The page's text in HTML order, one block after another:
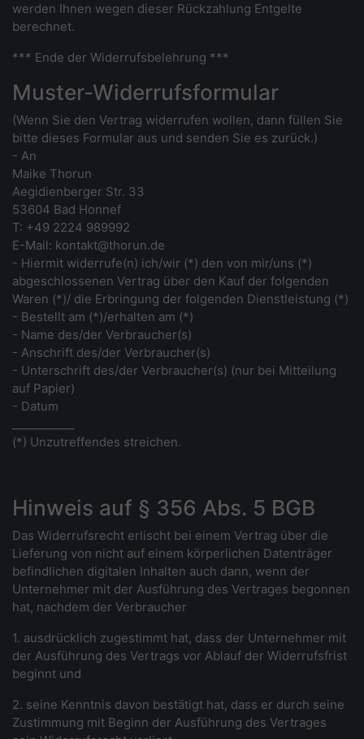
werden Ihnen wegen dieser Rückzahlung Entgelte
berechnet.
*** Ende der Widerrufsbelehrung ***
Muster-Widerrufsformular
(Wenn Sie den Vertrag widerrufen wollen, dann füllen Sie
bitte dieses Formular aus und senden Sie es zurück.)
- An
Maike Thorun
Aegidienberger Str. 33
53604 Bad Honnef
T: +49 2224 989992
E-Mail: kontakt@thorun.de
- Hiermit widerrufe(n) ich/wir (*) den von mir/uns (*)
abgeschlossenen Vertrag über den Kauf der folgenden
Waren (*)/ die Erbringung der folgenden Dienstleistung (*)
- Bestellt am (*)/erhalten am (*)
- Name des/der Verbraucher(s)
- Anschrift des/der Verbraucher(s)
- Unterschrift des/der Verbraucher(s) (nur bei Mitteilung
auf Papier)
- Datum
(*) Unzutreffendes streichen.
Hinweis auf § 356 Abs. 5 BGB
Das Widerrufsrecht erlischt bei einem Vertrag über die
Lieferung von nicht auf einem körperlichen Datenträger
befindlichen digitalen Inhalten auch dann, wenn der
Unternehmer mit der Ausführung des Vertrages begonnen
hat, nachdem der Verbraucher
1. ausdrücklich zugestimmt hat, dass der Unternehmer mit
der Ausführung des Vertrags vor Ablauf der Widerrufsfrist
beginnt und
2. seine Kenntnis davon bestätigt hat, dass er durch seine
Zustimmung mit Beginn der Ausführung des Vertrages